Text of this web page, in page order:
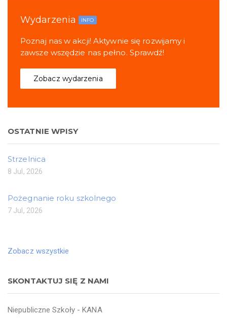
Wydarzenia INFO
Poznaj nas w akcji! Aktywnie się rozwijamy i
zawsze wszędzie nas pełno. Sprawdź!
Zobacz wydarzenia
OSTATNIE WPISY
Strzelnica
8 Jul, 2026
Pożegnanie roku szkolnego
7 Jul, 2026
Zobacz wszystkie
SKONTAKTUJ SIĘ Z NAMI
Niepubliczne Szkoły - KANA